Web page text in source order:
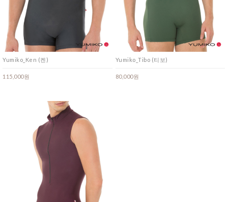
Yumiko_Ken (켄)
115,000원
Yumiko_Tibo (티보)
80,000원